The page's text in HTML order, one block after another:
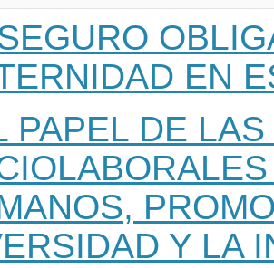
EN
PAPEL DE
Y LA